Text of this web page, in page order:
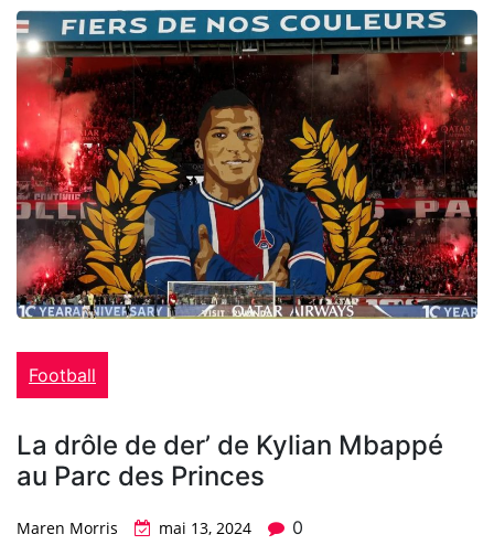
Football
La drôle de der’ de Kylian Mbappé
au Parc des Princes
Maren Morris mai 13, 2024 0